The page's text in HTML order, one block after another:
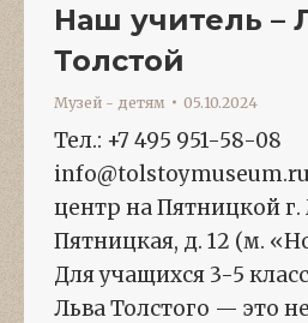
Наш учитель –
Толстой
Музей - детям 05.10.2024
Тел.: +7 495 951-58-08
центр на Пятницкой г.
Пятницкая, д. 12 (м.
Для учащихся 3-5
Льва Толстого — это